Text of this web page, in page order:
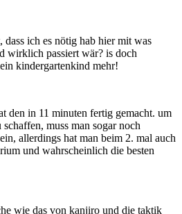
dass ich es nötig hab hier mit was
wirklich passiert wär? is doch
kindergartenkind mehr!
den in 11 minuten fertig gemacht. um
muss man sogar noch
allerdings hat man beim 2. mal auch
und wahrscheinlich die besten
wie das von kanjiro und die taktik